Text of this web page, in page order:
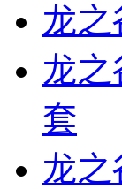
龙之
龙之
套
龙之